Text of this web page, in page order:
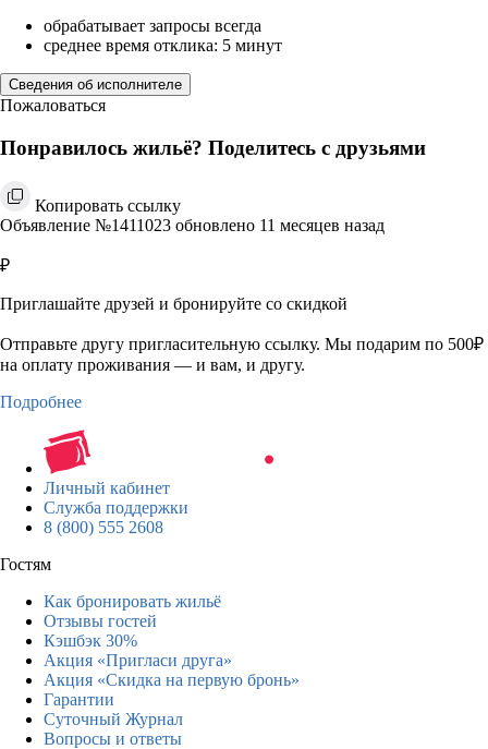
обрабатывает запросы всегда
среднее время отклика: 5 минут
Сведения об исполнителе
Пожаловаться
Понравилось жильё? Поделитесь с друзьями
Копировать ссылку
Объявление №1411023 обновлено 11 месяцев назад
₽
Приглашайте друзей и бронируйте со скидкой
Отправьте другу пригласительную ссылку. Мы подарим по 500₽
на оплату проживания — и вам, и другу.
Подробнее
Личный кабинет
Служба поддержки
8 (800) 555 2608
Гостям
Как бронировать жильё
Отзывы гостей
Кэшбэк 30%
Акция «Пригласи друга»
Акция «Скидка на первую бронь»
Гарантии
Суточный Журнал
Вопросы и ответы